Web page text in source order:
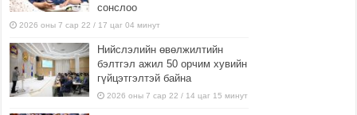
сонслоо
2026 оны 7 сар 22 / 17 цаг 04 минут
Нийслэлийн өвөлжилтийн
бэлтгэл ажил 50 орчим хувийн
гүйцэтгэлтэй байна
2026 оны 7 сар 22 / 14 цаг 15 минут